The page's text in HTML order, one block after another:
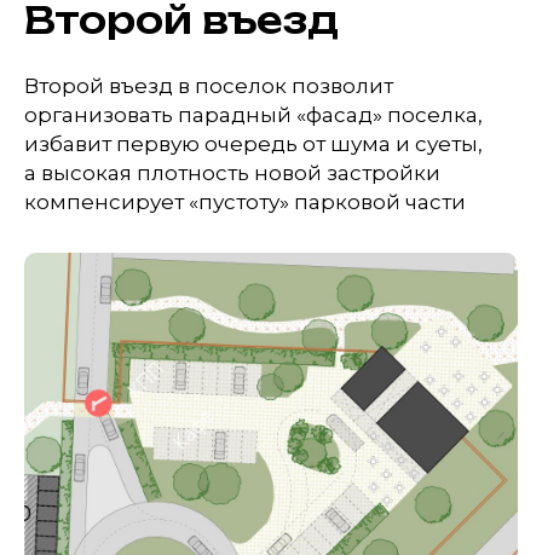
Второй въезд
Второй въезд в поселок позволит
организовать парадный «фасад» поселка,
избавит первую очередь от шума и суеты,
а высокая плотность новой застройки
компенсирует «пустоту» парковой части